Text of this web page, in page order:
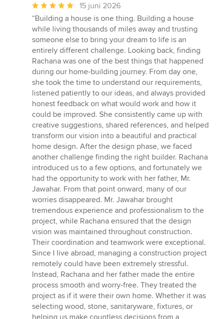
Genomsnittligt
omdöme:
5
av
5
stjärnor
15 juni 2026
“Building a house is one thing. Building a house
while living thousands of miles away and trusting
someone else to bring your dream to life is an
entirely different challenge. Looking back, finding
Rachana was one of the best things that happened
during our home-building journey. From day one,
she took the time to understand our requirements,
listened patiently to our ideas, and always provided
honest feedback on what would work and how it
could be improved. She consistently came up with
creative suggestions, shared references, and helped
transform our vision into a beautiful and practical
home design. After the design phase, we faced
another challenge finding the right builder. Rachana
introduced us to a few options, and fortunately we
had the opportunity to work with her father, Mr.
Jawahar. From that point onward, many of our
worries disappeared. Mr. Jawahar brought
tremendous experience and professionalism to the
project, while Rachana ensured that the design
vision was maintained throughout construction.
Their coordination and teamwork were exceptional.
Since I live abroad, managing a construction project
remotely could have been extremely stressful.
Instead, Rachana and her father made the entire
process smooth and worry-free. They treated the
project as if it were their own home. Whether it was
selecting wood, stone, sanitaryware, fixtures, or